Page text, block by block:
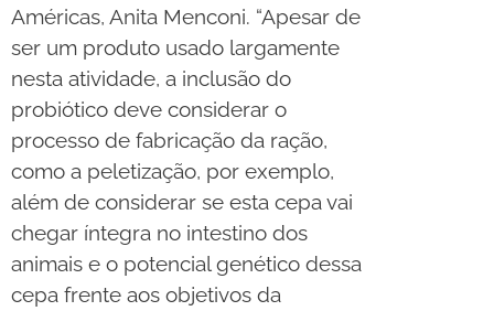
Américas, Anita Menconi. “Apesar de
ser um produto usado largamente
nesta atividade, a inclusão do
probiótico deve considerar o
processo de fabricação da ração,
como a peletização, por exemplo,
além de considerar se esta cepa vai
chegar íntegra no intestino dos
animais e o potencial genético dessa
cepa frente aos objetivos da